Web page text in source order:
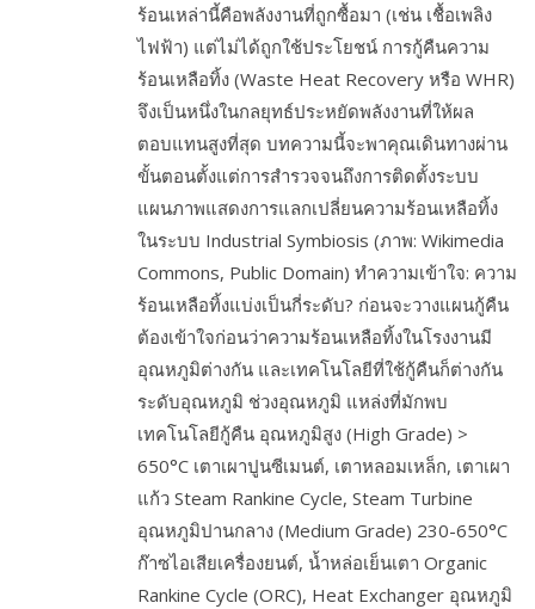
ร้อนเหล่านี้คือพลังงานที่ถูกซื้อมา (เช่น เชื้อเพลิง
ไฟฟ้า) แต่ไม่ได้ถูกใช้ประโยชน์ การกู้คืนความ
ร้อนเหลือทิ้ง (Waste Heat Recovery หรือ WHR)
จึงเป็นหนึ่งในกลยุทธ์ประหยัดพลังงานที่ให้ผล
ตอบแทนสูงที่สุด บทความนี้จะพาคุณเดินทางผ่าน
ขั้นตอนตั้งแต่การสำรวจจนถึงการติดตั้งระบบ
แผนภาพแสดงการแลกเปลี่ยนความร้อนเหลือทิ้ง
ในระบบ Industrial Symbiosis (ภาพ: Wikimedia
Commons, Public Domain) ทำความเข้าใจ: ความ
ร้อนเหลือทิ้งแบ่งเป็นกี่ระดับ? ก่อนจะวางแผนกู้คืน
ต้องเข้าใจก่อนว่าความร้อนเหลือทิ้งในโรงงานมี
อุณหภูมิต่างกัน และเทคโนโลยีที่ใช้กู้คืนก็ต่างกัน
ระดับอุณหภูมิ ช่วงอุณหภูมิ แหล่งที่มักพบ
เทคโนโลยีกู้คืน อุณหภูมิสูง (High Grade) >
650°C เตาเผาปูนซีเมนต์, เตาหลอมเหล็ก, เตาเผา
แก้ว Steam Rankine Cycle, Steam Turbine
อุณหภูมิปานกลาง (Medium Grade) 230-650°C
ก๊าซไอเสียเครื่องยนต์, น้ำหล่อเย็นเตา Organic
Rankine Cycle (ORC), Heat Exchanger อุณหภูมิ